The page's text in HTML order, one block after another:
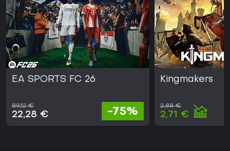
je nach gewähltem Modus und Einstellungen.
Wer detaillierte Bauelemente mit Simulationsaspekten
verbinden möchte, findet langfristig Freude daran, Zoos
auszubauen und zu verfeinern. Die verschiedenen Modi
decken unterschiedliche Vorlieben ab - von strukturierten
Kampagnen bis hin zu freiem kreativem Spiel.
EA SPORTS FC 26
89,12 €
22,28 € -75%
Kingmakers
2,88 €
2,71 €